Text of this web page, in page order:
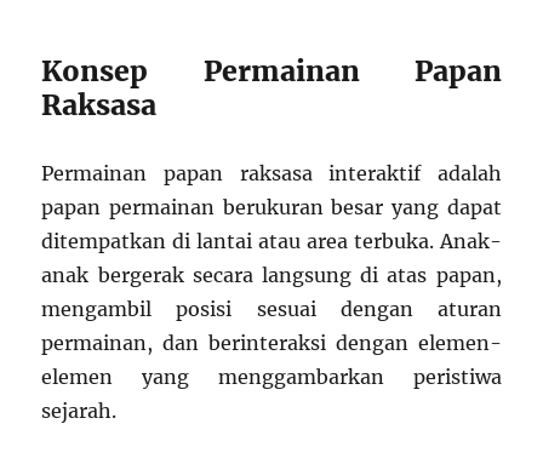
Konsep Permainan Papan
Raksasa
Permainan papan raksasa interaktif adalah
papan permainan berukuran besar yang dapat
ditempatkan di lantai atau area terbuka. Anak-
anak bergerak secara langsung di atas papan,
mengambil posisi sesuai dengan aturan
permainan, dan berinteraksi dengan elemen-
elemen yang menggambarkan peristiwa
sejarah.